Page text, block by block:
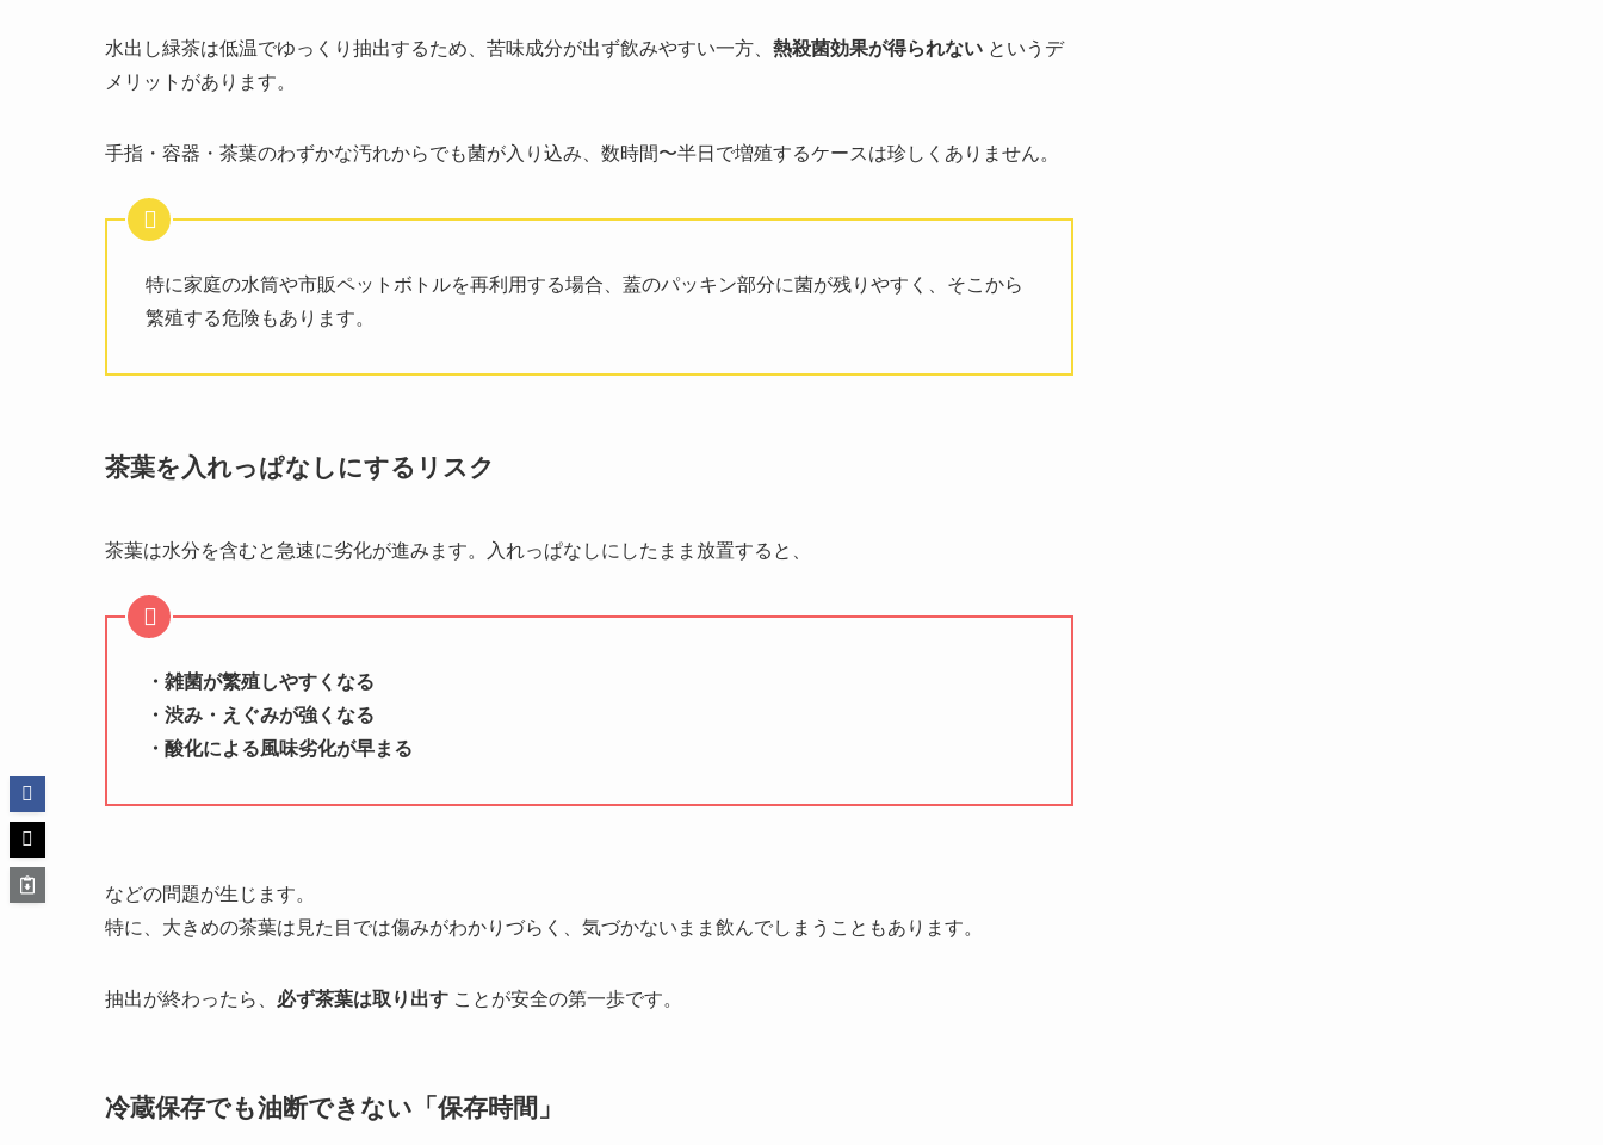
水出し緑茶は低温でゆっくり抽出するため、苦味成分が出ず飲みやすい一方、 熱殺菌効果が得られない というデ
メリットがあります。
手指・容器・茶葉のわずかな汚れからでも菌が入り込み、数時間〜半日で増殖するケースは珍しくありません。
特に家庭の水筒や市販ペットボトルを再利用する場合、蓋のパッキン部分に菌が残りやすく、そこから
繁殖する危険もあります。
茶葉を入れっぱなしにするリスク
茶葉は水分を含むと急速に劣化が進みます。入れっぱなしにしたまま放置すると、
・雑菌が繁殖しやすくなる
・渋み・えぐみが強くなる
・酸化による風味劣化が早まる
などの問題が生じます。
特に、大きめの茶葉は見た目では傷みがわかりづらく、気づかないまま飲んでしまうこともあります。
抽出が終わったら、 必ず茶葉は取り出す ことが安全の第一歩です。
冷蔵保存でも油断できない「保存時間」